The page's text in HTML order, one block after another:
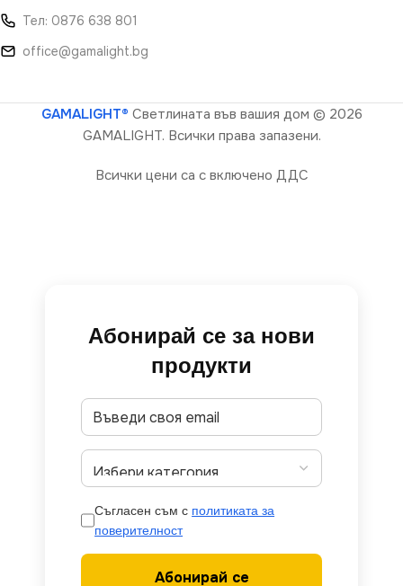
Тел: 0876 638 801
office@gamalight.bg
GAMALIGHT® Светлината във вашия дом © 2026
GAMALIGHT. Всички права запазени.
Всички цени са с включено ДДС
Абонирай се за нови
продукти
Съгласен съм с политиката за
поверителност
Абонирай се